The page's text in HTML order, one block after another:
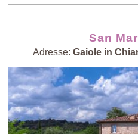
San
Adresse: Gaiole in